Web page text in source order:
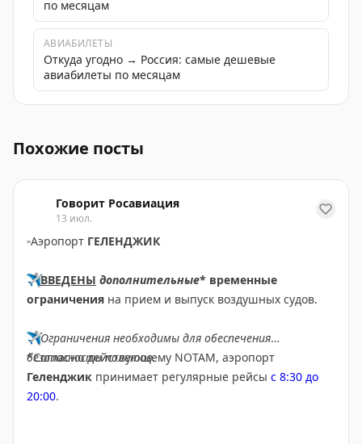
по месяцам
АВИАБИЛЕТЫ
Откуда угодно → Россия: самые дешевые
авиабилеты по месяцам
Похожие посты
Говорит Росавиация
13 июл.
▫️Аэропорт ГЕЛЕНДЖИК
✈️ВВЕДЕНЫ дополнительные* временные
ограничения на прием и выпуск воздушных судов.
✈️Ограничения необходимы для обеспечения
безопасности полетов.
*Согласно действующему NOTAM, аэропорт
Геленджик принимает регулярные рейсы с 8:30 до
20:00.